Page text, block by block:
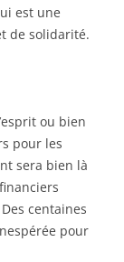
est une
de solidarité.
ou bien
pour les
sera bien là
centaines
pour